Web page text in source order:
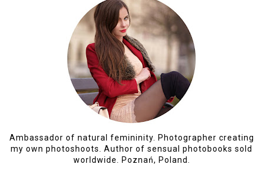
Ambassador of natural femininity. Photographer creating
my own photoshoots. Author of sensual photobooks sold
worldwide. Poznań, Poland.